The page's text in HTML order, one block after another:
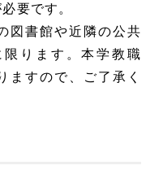
要です。
図書館や近隣の公共
ります。本学教職
ますので、ご了承く